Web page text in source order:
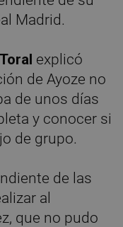
Madrid.
explicó
de Ayoze no
de unos días
y conocer si
de grupo.
de las
al
que no pudo